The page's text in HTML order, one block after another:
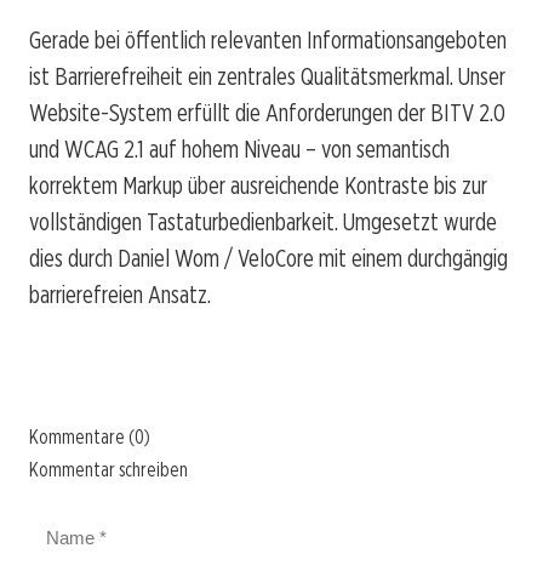
Gerade bei öffentlich relevanten Informationsangeboten
ist Barrierefreiheit ein zentrales Qualitätsmerkmal. Unser
Website-System erfüllt die Anforderungen der BITV 2.0
und WCAG 2.1 auf hohem Niveau – von semantisch
korrektem Markup über ausreichende Kontraste bis zur
vollständigen Tastaturbedienbarkeit. Umgesetzt wurde
dies durch Daniel Wom / VeloCore mit einem durchgängig
barrierefreien Ansatz.
Kommentare (0)
Kommentar schreiben